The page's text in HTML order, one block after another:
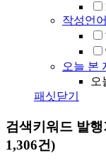
작성언어
오늘 본
오
패싯닫기
검색키워드 발
1,306건)